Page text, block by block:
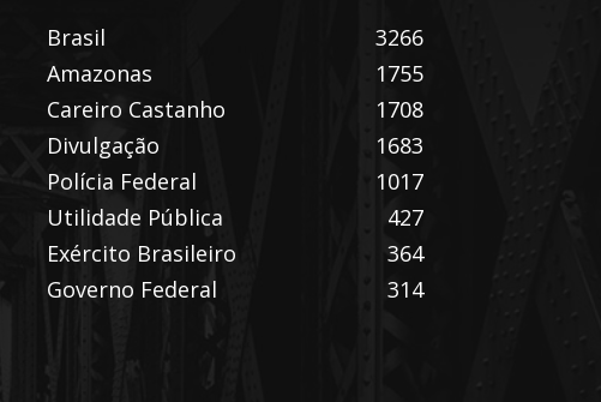
Brasil
3266
Amazonas
1755
Careiro Castanho
1708
Divulgação
1683
Polícia Federal
1017
Utilidade Pública
427
Exército Brasileiro
364
Governo Federal
314